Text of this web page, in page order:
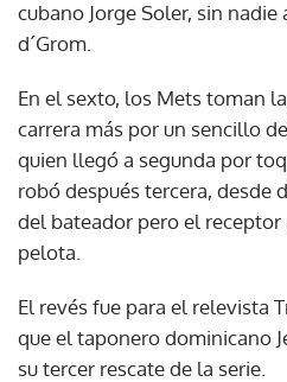
cubano Jorge Soler, sin
d´Grom.
En el sexto, los Mets toman
carrera más por un sencillo
quien llegó a segunda por
robó después tercera, desde
del bateador pero el
pelota.
El revés fue para el relevista
que el taponero dominicano
su tercer rescate de la serie.